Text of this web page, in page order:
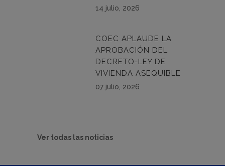
14 julio, 2026
COEC APLAUDE LA
APROBACIÓN DEL
DECRETO-LEY DE
VIVIENDA ASEQUIBLE
07 julio, 2026
Ver todas las noticias